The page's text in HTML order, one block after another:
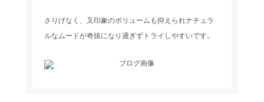
さりげなく、又印象のボリュームも抑えられナチュラ
ルなムードが奇抜になり過ぎずトライしやすいです。